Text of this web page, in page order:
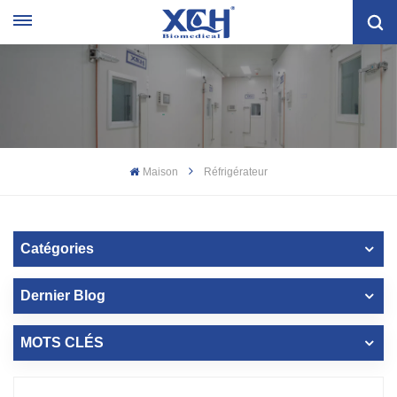
Maison Réfrigérateur
Catégories
Dernier Blog
MOTS CLÉS